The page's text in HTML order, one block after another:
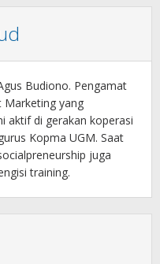
Budiono. Pengamat
Marketing yang
aktif di gerakan koperasi
Kopma UGM. Saat
juga
training.